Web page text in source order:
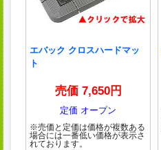
エバック クロスハードマッ
ト
売価 7,650円
定価 オープン
※売価と定価は価格が複数ある
場合には一番低い価格が表示さ
れております。